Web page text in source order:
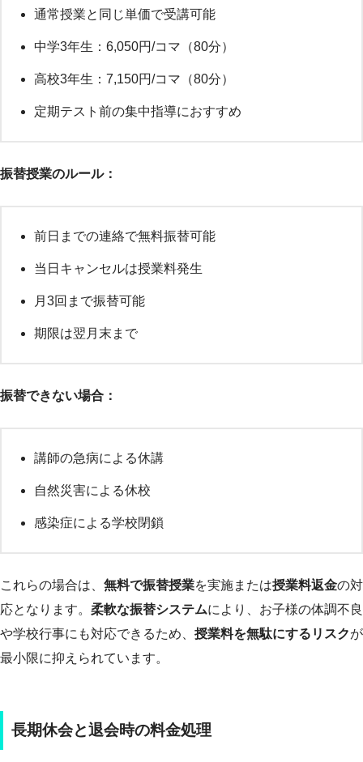
通常授業と同じ単価で受講可能
中学3年生：6,050円/コマ（80分）
高校3年生：7,150円/コマ（80分）
定期テスト前の集中指導におすすめ
振替授業のルール：
前日までの連絡で無料振替可能
当日キャンセルは授業料発生
月3回まで振替可能
期限は翌月末まで
振替できない場合：
講師の急病による休講
自然災害による休校
感染症による学校閉鎖
これらの場合は、 無料で振替授業を実施または授業料返金の対
応となります。 柔軟な振替システムにより、お子様の体調不良
や学校行事にも対応できるため、 授業料を無駄にするリスクが
最小限に抑えられています。
長期休会と退会時の料金処理